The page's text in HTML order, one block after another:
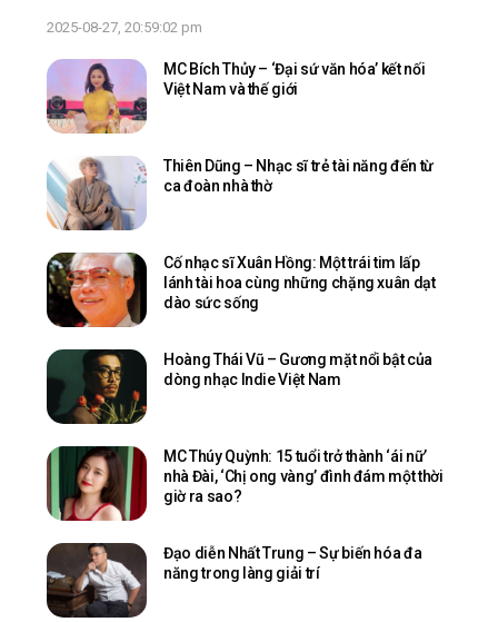
2025-08-27, 20:59:02 pm
MC Bích Thủy – ‘Đại sứ văn hóa’ kết nối
Việt Nam và thế giới
Thiên Dũng – Nhạc sĩ trẻ tài năng đến từ
ca đoàn nhà thờ
Cố nhạc sĩ Xuân Hồng: Một trái tim lấp
lánh tài hoa cùng những chặng xuân dạt
dào sức sống
Hoàng Thái Vũ – Gương mặt nổi bật của
dòng nhạc Indie Việt Nam
MC Thúy Quỳnh: 15 tuổi trở thành ‘ái nữ’
nhà Đài, ‘Chị ong vàng’ đình đám một thời
giờ ra sao?
Đạo diễn Nhất Trung – Sự biến hóa đa
năng trong làng giải trí